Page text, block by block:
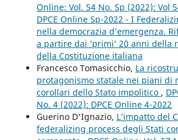
Online: Vol. 54 No. Sp (2022): Vol
DPCE Online Sp-2022 - I
nella democrazia d’emergenza.
a partire dai ‘primi’ 20 anni della
della Costituzione italiana
Francesco Tomasicchio, La
protagonismo statale nei piani di
corollari dello Stato impolitico ,
No. 4 (2022): DPCE Online 4-2022
Guerino D'Ignazio, L’impatto del
federalizing process degli Stati